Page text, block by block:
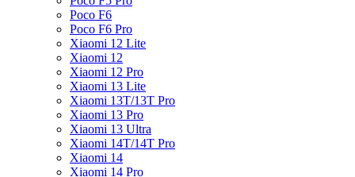
Poco F6
Poco F6 Pro
Xiaomi 12 Lite
Xiaomi 12
Xiaomi 12 Pro
Xiaomi 13 Lite
Xiaomi 13T/13T Pro
Xiaomi 13 Pro
Xiaomi 13 Ultra
Xiaomi 14T/14T Pro
Xiaomi 14
Xiaomi 14 Pro